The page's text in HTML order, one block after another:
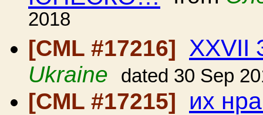
2018
[CML #17216]
XХVII
Ukraine dated 30 Sep
[CML #17215] их